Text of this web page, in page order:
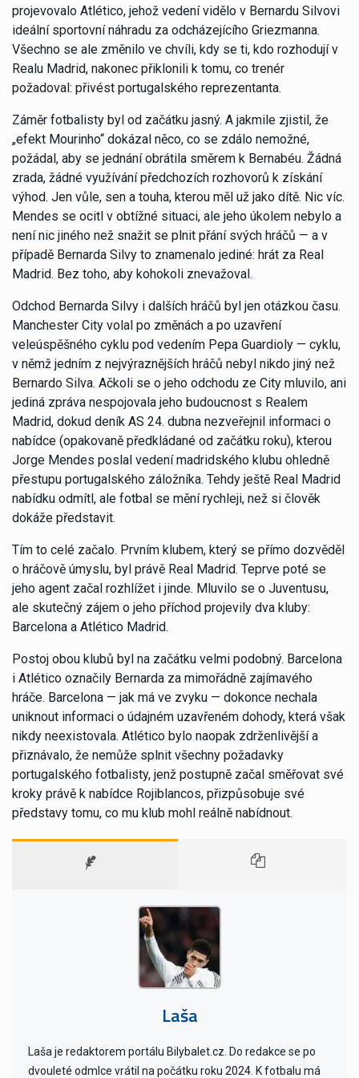
projevovalo Atlético, jehož vedení vidělo v Bernardu Silvovi
ideální sportovní náhradu za odcházejícího Griezmanna.
Všechno se ale změnilo ve chvíli, kdy se ti, kdo rozhodují v
Realu Madrid, nakonec přiklonili k tomu, co trenér
požadoval: přivést portugalského reprezentanta.
Záměr fotbalisty byl od začátku jasný. A jakmile zjistil, že
„efekt Mourinho“ dokázal něco, co se zdálo nemožné,
požádal, aby se jednání obrátila směrem k Bernabéu. Žádná
zrada, žádné využívání předchozích rozhovorů k získání
výhod. Jen vůle, sen a touha, kterou měl už jako dítě. Nic víc.
Mendes se ocitl v obtížné situaci, ale jeho úkolem nebylo a
není nic jiného než snažit se plnit přání svých hráčů — a v
případě Bernarda Silvy to znamenalo jediné: hrát za Real
Madrid. Bez toho, aby kohokoli znevažoval.
Odchod Bernarda Silvy i dalších hráčů byl jen otázkou času.
Manchester City volal po změnách a po uzavření
veleúspěšného cyklu pod vedením Pepa Guardioly — cyklu,
v němž jedním z nejvýraznějších hráčů nebyl nikdo jiný než
Bernardo Silva. Ačkoli se o jeho odchodu ze City mluvilo, ani
jediná zpráva nespojovala jeho budoucnost s Realem
Madrid, dokud deník AS 24. dubna nezveřejnil informaci o
nabídce (opakovaně předkládané od začátku roku), kterou
Jorge Mendes poslal vedení madridského klubu ohledně
přestupu portugalského záložníka. Tehdy ještě Real Madrid
nabídku odmítl, ale fotbal se mění rychleji, než si člověk
dokáže představit.
Tím to celé začalo. Prvním klubem, který se přímo dozvěděl
o hráčově úmyslu, byl právě Real Madrid. Teprve poté se
jeho agent začal rozhlížet i jinde. Mluvilo se o Juventusu,
ale skutečný zájem o jeho příchod projevily dva kluby:
Barcelona a Atlético Madrid.
Postoj obou klubů byl na začátku velmi podobný. Barcelona
i Atlético označily Bernarda za mimořádně zajímavého
hráče. Barcelona — jak má ve zvyku — dokonce nechala
uniknout informaci o údajném uzavřeném dohody, která však
nikdy neexistovala. Atlético bylo naopak zdrženlivější a
přiznávalo, že nemůže splnit všechny požadavky
portugalského fotbalisty, jenž postupně začal směřovat své
kroky právě k nabídce Rojiblancos, přizpůsobuje své
představy tomu, co mu klub mohl reálně nabídnout.
Laša
Laša je redaktorem portálu Bilybalet.cz. Do redakce se po
dvouleté odmlce vrátil na počátku roku 2024. K fotbalu má